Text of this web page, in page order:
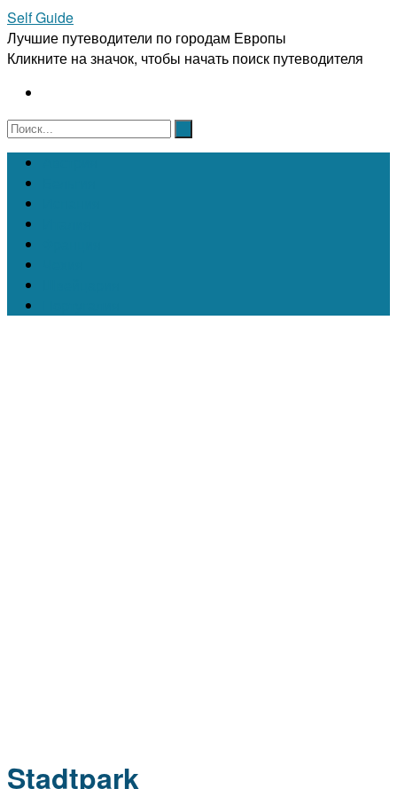
Self Guide
Лучшие путеводители по городам Европы
Кликните на значок, чтобы начать поиск путеводителя
Stadtpark